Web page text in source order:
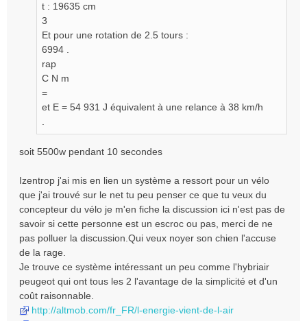
t : 19635 cm
3
Et pour une rotation de 2.5 tours :
6994 .
rap
C N m
=
et E = 54 931 J équivalent à une relance à 38 km/h
soit 5500w pendant 10 secondes
Izentrop j'ai mis en lien un système a ressort pour un vélo
que j'ai trouvé sur le net tu peu penser ce que tu veux du
concepteur du vélo je m'en fiche la discussion ici n'est pas de
savoir si cette personne est un escroc ou pas, merci de ne
pas polluer la discussion.Qui veux noyer son chien l'accuse
de la rage.
Je trouve ce système intéressant un peu comme l'hybriair
peugeot qui ont tous les 2 l'avantage de la simplicité et d'un
coût raisonnable.
http://altmob.com/fr_FR/l-energie-vient-de-l-air